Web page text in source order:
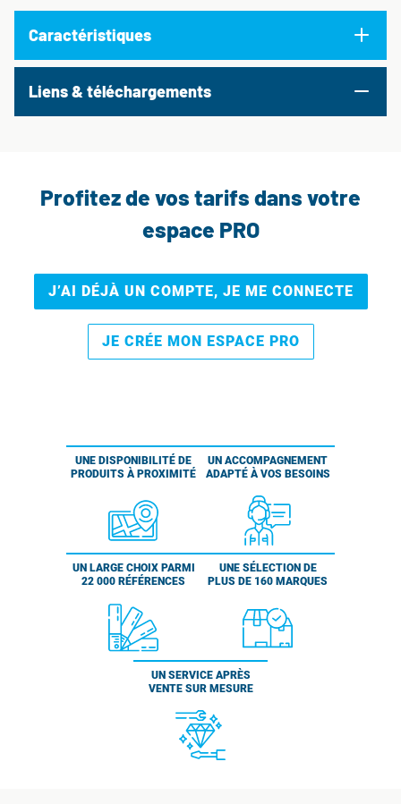
Caractéristiques
Liens & téléchargements
Profitez de vos tarifs dans votre
espace PRO
J’AI DÉJÀ UN COMPTE, JE ME CONNECTE
JE CRÉE MON ESPACE PRO
UNE DISPONIBILITÉ DE
PRODUITS À PROXIMITÉ
UN ACCOMPAGNEMENT
ADAPTÉ À VOS BESOINS
UN LARGE CHOIX PARMI
22 000 RÉFÉRENCES
UNE SÉLECTION DE
PLUS DE 160 MARQUES
UN SERVICE APRÈS
VENTE SUR MESURE